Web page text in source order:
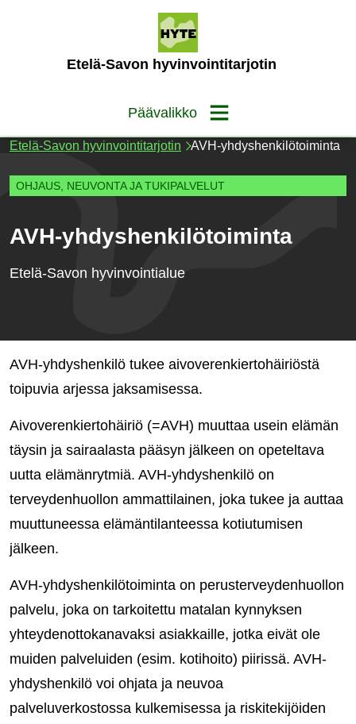
Etelä-Savon hyvinvointitarjotin
Päävalikko
Etelä-Savon hyvinvointitarjotin AVH-yhdyshenkilötoiminta
OHJAUS, NEUVONTA JA TUKIPALVELUT
AVH-yhdyshenkilötoiminta
Etelä-Savon hyvinvointialue
AVH-yhdyshenkilö tukee aivoverenkiertohäiriöstä
toipuvia arjessa jaksamisessa.
Aivoverenkiertohäiriö (=AVH) muuttaa usein elämän
täysin ja sairaalasta pääsyn jälkeen on opeteltava
uutta elämänrytmiä. AVH-yhdyshenkilö on
terveydenhuollon ammattilainen, joka tukee ja auttaa
muuttuneessa elämäntilanteessa kotiutumisen
jälkeen.
AVH-yhdyshenkilötoiminta on perusterveydenhuollon
palvelu, joka on tarkoitettu matalan kynnyksen
yhteydenottokanavaksi asiakkaille, jotka eivät ole
muiden palveluiden (esim. kotihoito) piirissä. AVH-
yhdyshenkilö voi ohjata ja neuvoa
palveluverkostossa kulkemisessa ja riskitekijöiden